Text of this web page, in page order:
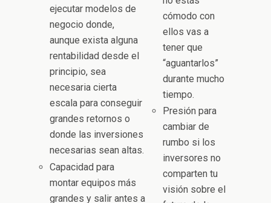
ejecutar modelos de
negocio donde,
aunque exista alguna
rentabilidad desde el
principio, sea
necesaria cierta
escala para conseguir
grandes retornos o
donde las inversiones
necesarias sean altas.
Capacidad para
montar equipos más
grandes y salir antes a
cómodo con
ellos vas a
tener que
“aguantarlos”
durante mucho
tiempo.
Presión para
cambiar de
rumbo si los
inversores no
comparten tu
visión sobre el